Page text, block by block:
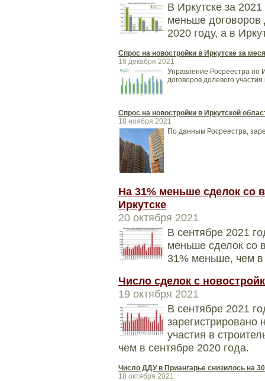
В Иркутске за
меньше договоров
2020 году, а в
Спрос на новостройки в Иркутске за
16 декабря 2021
Управление Росреестра по
договоров долевого
Спрос на новостройки в Иркутской
18 ноября 2021
По данным Росреестра,
На 31% меньше сделок со
Иркутске
20 октября 2021
В сентябре 2021
меньше сделок со
31% меньше, чем в
Число сделок с
19 октября 2021
В сентябре 2021
участия в
чем в сентябре 2020 года.
Число ДДУ в Приангарье снизилось на
18 октября 2021